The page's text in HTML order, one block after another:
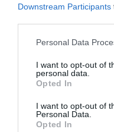
Downstream Participants
Please note that this
not limited to your visit
grant or deny consent to
use your data for below
consent section.
Personal Data
I want to opt-out of
personal data.
Opted In
I want to opt-out of
Personal Data.
Opted In
illetve estit járatok is
alkalommal.
A rendezvényen azt
ételek mellett
is, amelyek például
séfje, Shahaf